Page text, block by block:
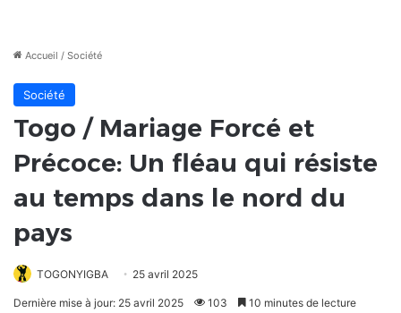
Accueil / Société
Société
Togo / Mariage Forcé et
Précoce: Un fléau qui résiste
au temps dans le nord du
pays
TOGONYIGBA 25 avril 2025
Dernière mise à jour: 25 avril 2025 103 10 minutes de lecture